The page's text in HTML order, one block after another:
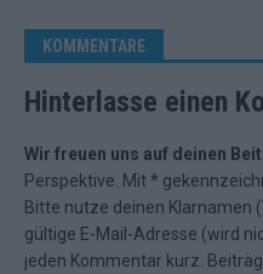
KOMMENTARE
Hinterlasse einen
Wir freuen uns auf deinen
Perspektive. Mit *
Bitte nutze deinen Klarnamen
gültige E-Mail-Adresse (wird
jeden Kommentar kurz.